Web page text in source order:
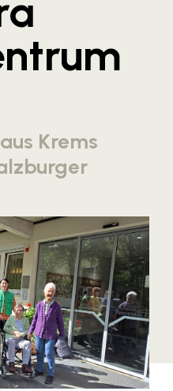
und Salzburg
Krems